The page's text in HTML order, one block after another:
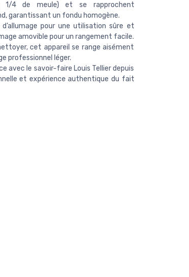
4 de meule) et se rapprochent
garantissant un fondu homogène.
pour une utilisation sûre et
amovible pour un rangement facile.
cet appareil se range aisément
professionnel léger.
avec le savoir-faire Louis Tellier depuis
et expérience authentique du fait